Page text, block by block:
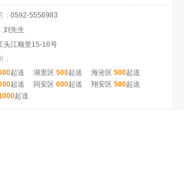
： 0592-5556983
刘先生
头江顺里15-16号
：
起送 湖里区 500起送 海沧区 500起送
起送 同安区 600起送 翔安区 500起送
起送